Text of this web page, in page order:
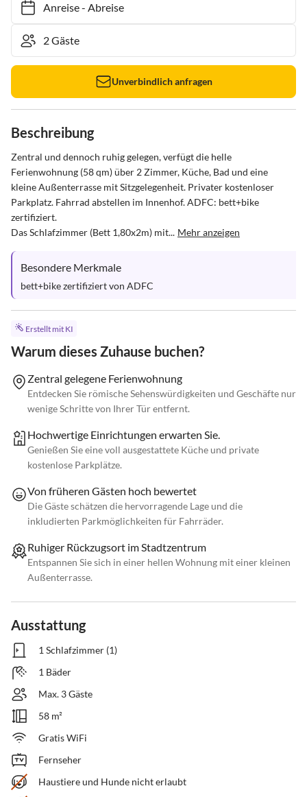
Anreise- Abreise
Unverbindlich anfragen
Beschreibung
Zentral und dennoch ruhig gelegen, verfügt die helle
Ferienwohnung (58 qm) über 2 Zimmer, Küche, Bad und eine
kleine Außenterrasse mit Sitzgelegenheit. Privater kostenloser
Parkplatz. Fahrrad abstellen im Innenhof. ADFC: bett+bike
zertifiziert.
Das Schlafzimmer (Bett 1,80x2m) mit... Mehr anzeigen
Besondere Merkmale
bett+bike zertifiziert von ADFC
Erstellt mit KI
Warum dieses Zuhause buchen?
Zentral gelegene Ferienwohnung
Entdecken Sie römische Sehenswürdigkeiten und Geschäfte nur
wenige Schritte von Ihrer Tür entfernt.
Hochwertige Einrichtungen erwarten Sie.
Genießen Sie eine voll ausgestattete Küche und private
kostenlose Parkplätze.
Von früheren Gästen hoch bewertet
Die Gäste schätzen die hervorragende Lage und die
inkludierten Parkmöglichkeiten für Fahrräder.
Ruhiger Rückzugsort im Stadtzentrum
Entspannen Sie sich in einer hellen Wohnung mit einer kleinen
Außenterrasse.
Ausstattung
1 Schlafzimmer (1)
1 Bäder
Max. 3 Gäste
58 m²
Gratis WiFi
Fernseher
Haustiere und Hunde nicht erlaubt